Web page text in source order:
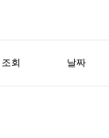
조회 날짜